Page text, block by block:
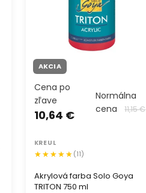
AKCIA
Akrylová farba Solo Goya
TRITON 750 ml
Cena po
zľave
10,64 €
Normálna
cena
11,15 €
KREUL
(11)